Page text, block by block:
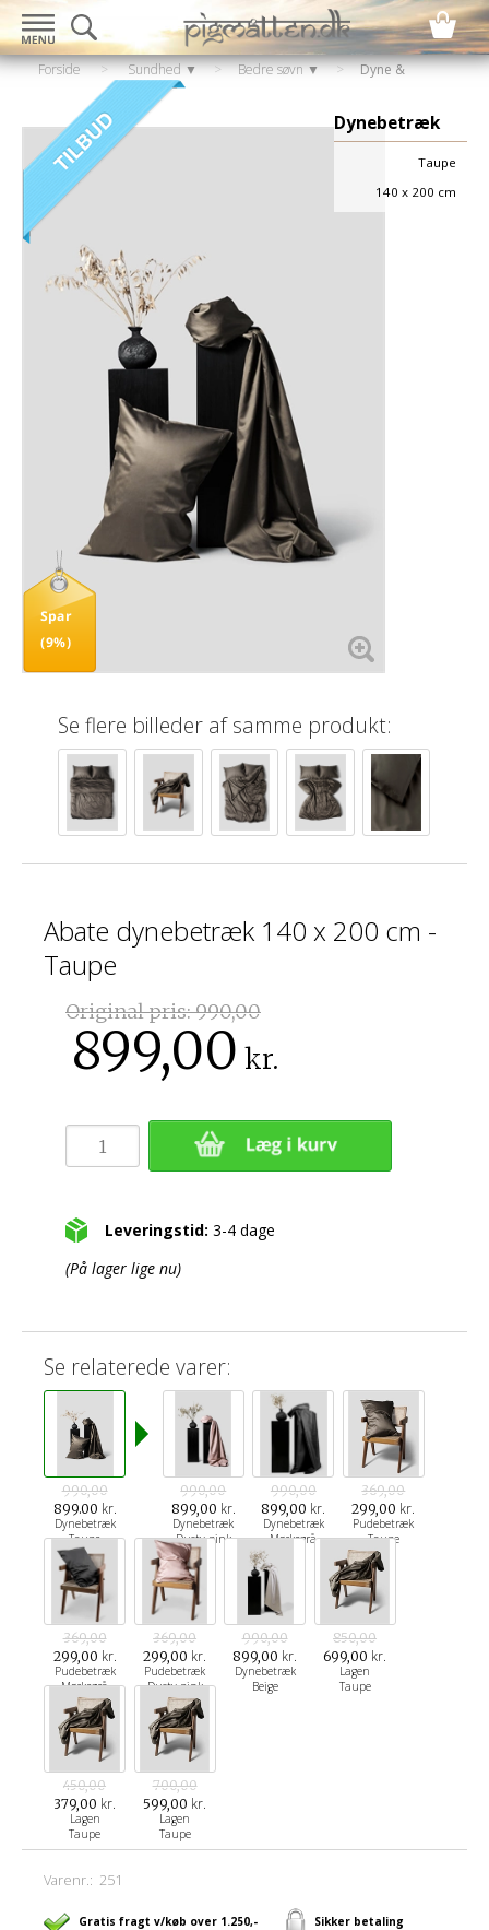
Forside > Sundhed ▼ > Bedre søvn ▼ >
Dyne &
pudebetræk
Dynebetræk
Taupe
140 x 200 cm
Spar
(9%)
Se flere billeder af samme produkt:
Abate dynebetræk 140 x 200 cm -
Taupe
Original pris:990,00
899,00 kr.
Leveringstid: 3-4 dage
(På lager lige nu)
Se relaterede varer:
990,00
899.00 kr.
Dynebetræk
Taupe
990,00
899,00 kr.
Dynebetræk
Dusty pink
990,00
899,00 kr.
Dynebetræk
Mørkegrå
369,00
299,00 kr.
Pudebetræk
Taupe
369,00
299,00 kr.
Pudebetræk
Mørkegrå
369,00
299,00 kr.
Pudebetræk
Dusty pink
990,00
899,00 kr.
Dynebetræk
Beige
850,00
699,00 kr.
Lagen
Taupe
450,00
379,00 kr.
Lagen
Taupe
700,00
599,00 kr.
Lagen
Taupe
Varenr.:251
Gratis fragt v/køb over 1.250,- Sikker betaling